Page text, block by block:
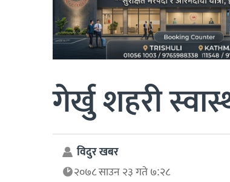
गेर्खु शहरी
विदुर खबर
२०७८ साउन २३ गते ७:२८